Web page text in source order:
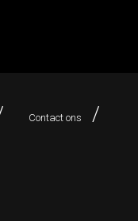
Contact ons